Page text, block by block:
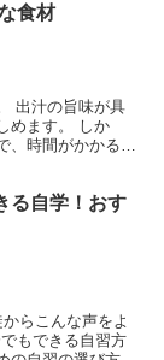
食材
出汁の旨味が具
めます。 しか
時間がかかるの
る自学！おす
らこんな声をよ
もできる自習方